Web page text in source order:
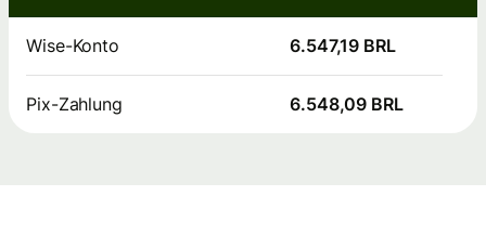
Wise-Konto 6.547,19 BRL
Pix-Zahlung 6.548,09 BRL